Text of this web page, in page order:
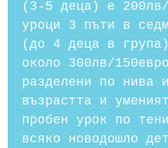
(3-5 деца) е
уроци 3 пъти в
(до 4 деца в
около 300лв/
разделени по нива
възрастта и
пробен урок по
всяко новодошло